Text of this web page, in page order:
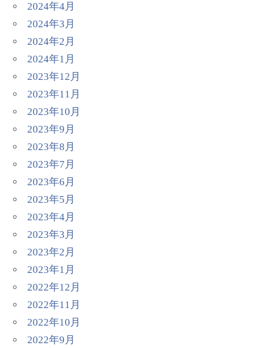
2024年4月
2024年3月
2024年2月
2024年1月
2023年12月
2023年11月
2023年10月
2023年9月
2023年8月
2023年7月
2023年6月
2023年5月
2023年4月
2023年3月
2023年2月
2023年1月
2022年12月
2022年11月
2022年10月
2022年9月